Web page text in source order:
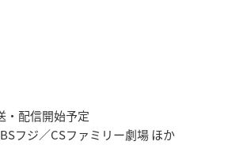
・配信開始予定
フジ／CSファミリー劇場 ほか